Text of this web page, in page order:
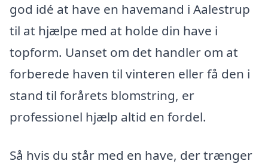
god idé at have en havemand i Aalestrup
til at hjælpe med at holde din have i
topform. Uanset om det handler om at
forberede haven til vinteren eller få den i
stand til forårets blomstring, er
professionel hjælp altid en fordel.
Så hvis du står med en have, der trænger